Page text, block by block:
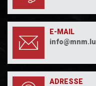
E-MAIL
info@mnm.lu
ADRESSE